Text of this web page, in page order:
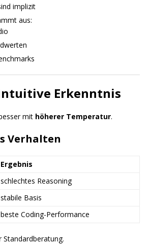
implizit
aus:
Erkenntnis
mit höherer Temperatur.
Verhalten
Ergebnis
schlechtes Reasoning
stabile Basis
beste Coding-Performance
Standardberatung.